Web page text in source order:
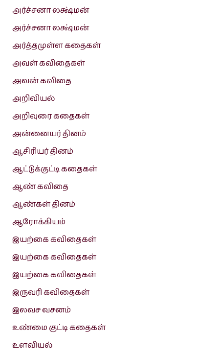
அர்ச்சனா லக்ஷ்மன்
அர்ச்சனா லக்ஷ்மன்
அர்த்தமுள்ள கதைகள்
அவள் கவிதைகள்
அவன் கவிதை
அறிவியல்
அறிவுரை கதைகள்
அன்னையர் தினம்
ஆசிரியர் தினம்
ஆட்டுக்குட்டி கதைகள்
ஆண் கவிதை
ஆண்கள் தினம்
ஆரோக்கியம்
இயற்கை கவிதைகள்
இயற்கை கவிதைகள்
இயற்கை கவிதைகள்
இருவரி கவிதைகள்
இலவச வசனம்
உண்மை குட்டி கதைகள்
உளவியல்